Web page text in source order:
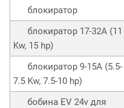
блокиратор
блокиратор 17-32A (11
Kw, 15 hp)
блокиратор 9-15A (5.5-
7.5 Kw, 7.5-10 hp)
бобина EV 24v для